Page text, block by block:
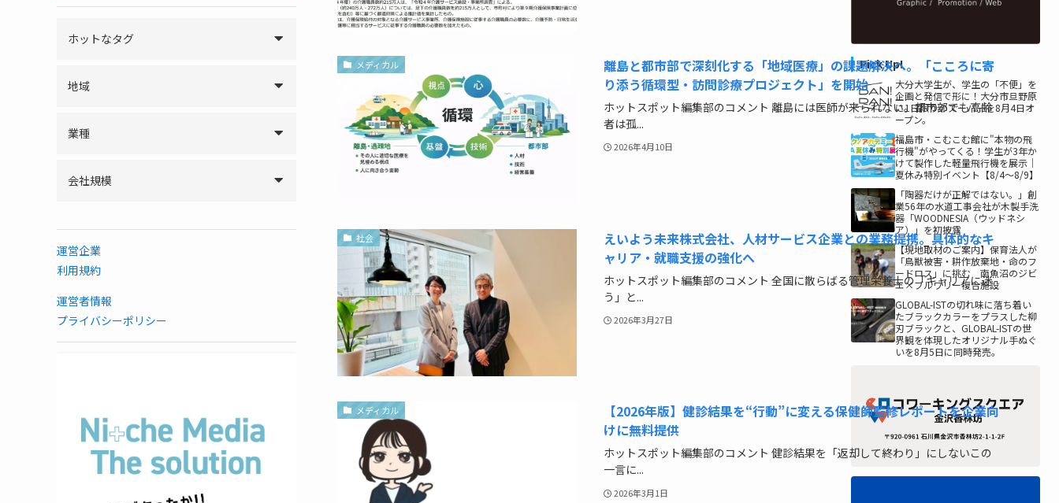
Pick Up!
大分大学生が、学生の「不便」を
企画と発信で形に！大分市旦野原
に1日限りのスーパーを8月4日オ
ープン。
福島市・こむこむ館に"本物の飛
行機"がやってくる！学生が3年か
けて製作した軽量飛行機を展示｜
夏休み特別イベント【8/4〜8/9】
「陶器だけが正解ではない。」創
業56年の水道工事会社が木製手洗
器「WOODNESIA（ウッドネシ
ア）」を初披露
【現地取材のご案内】保育法人が
「鳥獣被害・耕作放棄地・命のフ
ードロス」に挑む 南魚沼のジビ
エ×ブルワリー複合施設
GLOBAL-ISTの切れ味に落ち着い
たブラックカラーをプラスした柳
刃ブラックと、GLOBAL-ISTの世
界観を体現したオリジナル手ぬぐ
いを8月5日に同時発売。
メディカル
離島と都市部で深刻化する「地域医療」の課題解決へ。「こころに寄
り添う循環型・訪問診療プロジェクト」を開始
ホットスポット編集部のコメント 離島には医師が来られない。都市部でも高齢
者は孤...
2026年4月10日
社会
えいよう未来株式会社、人材サービス企業との業務提携。具体的なキ
ャリア・就職支援の強化へ
ホットスポット編集部のコメント 全国に散らばる管理栄養士の「キャリアに迷
う」と...
2026年3月27日
メディカル
【2026年版】健診結果を“行動”に変える保健師監修レポートを企業向
けに無料提供
ホットスポット編集部のコメント 健診結果を「返却して終わり」にしないこの
一言に...
2026年3月1日
ホットなタグ
地域
業種
会社規模
運営企業
利用規約
運営者情報
プライバシーポリシー